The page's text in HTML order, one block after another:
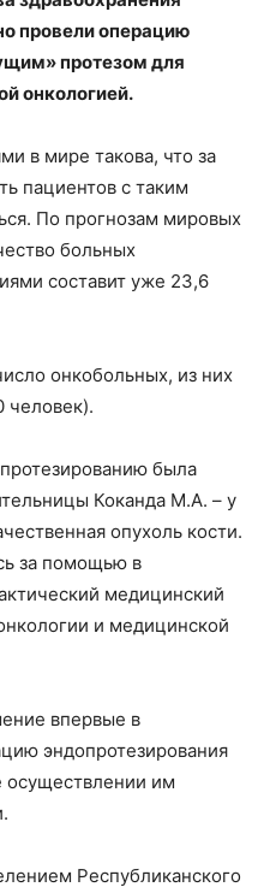
провели операцию
протезом для
онкологией.
в мире такова, что за
пациентов с таким
По прогнозам мировых
больных
составит уже 23,6
онкобольных, из них
человек).
была
Коканда М.А. – у
опухоль кости.
за помощью в
медицинский
и медицинской
впервые в
эндопротезирования
осуществлении им
Республиканского